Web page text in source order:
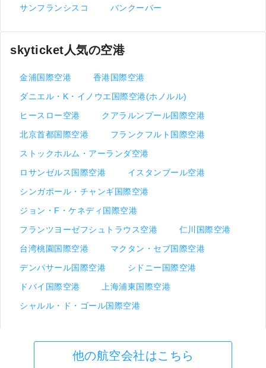
サンフランシスコ
バンクーバー
skyticket人気の空港
金浦国際空港
香港国際空港
ダニエル・K・イノウエ国際空港(ホノルル)
ヒースロー空港
クアラルンプール国際空港
北京首都国際空港
フランクフルト国際空港
ストックホルム・アーランダ空港
ロサンゼルス国際空港
イスタンブール空港
シンガポール・チャンギ国際空港
ジョン・F・ケネディ国際空港
フランツヨーゼフシュトラウス空港
仁川国際空港
台湾桃園国際空港
マクタン・セブ国際空港
デンパサール国際空港
シドニー国際空港
ドバイ国際空港
上海浦東国際空港
シャルル・ド・ゴール国際空港
他の航空会社はこちら